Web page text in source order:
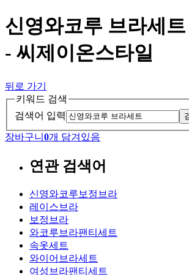
신영와코루 브라세
- 씨제이온스타일
뒤로 가기
키워드 검색
검색어 입력
장바구니 0개 담겨있음
연관 검색어
신영와코루보정브라
레이스브라
보정브라
와코루브라팬티세트
속옷세트
와이어브라세트
여성브라팬티세트